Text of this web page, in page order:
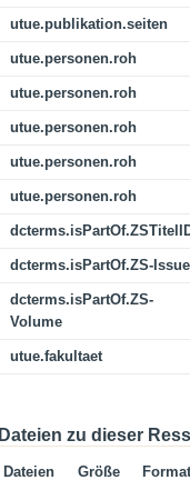
utue.publikation.seiten
utue.personen.roh
utue.personen.roh
utue.personen.roh
utue.personen.roh
utue.personen.roh
dcterms.isPartOf.ZS-Issue
dcterms.isPartOf.ZS-
Volume
utue.fakultaet
Dateien zu dieser
Dateien Größe
Format